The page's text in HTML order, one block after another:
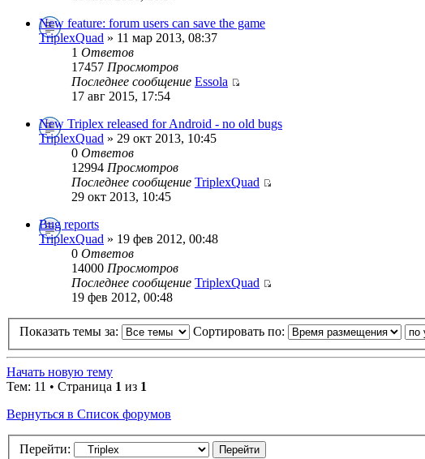
New feature: forum users can save the game
TriplexQuad » 11 мар 2013, 08:37
1 Ответов
17457 Просмотров
Последнее сообщение Essola
17 авг 2015, 17:54
New Triplex released for Android - no old bugs
TriplexQuad » 29 окт 2013, 10:45
0 Ответов
12994 Просмотров
Последнее сообщение TriplexQuad
29 окт 2013, 10:45
Bug reports
TriplexQuad » 19 фев 2012, 00:48
0 Ответов
14000 Просмотров
Последнее сообщение TriplexQuad
19 фев 2012, 00:48
Показать темы за: Сортировать по:
Начать новую тему
Тем: 11 • Страница 1 из 1
Вернуться в Список форумов
Перейти: